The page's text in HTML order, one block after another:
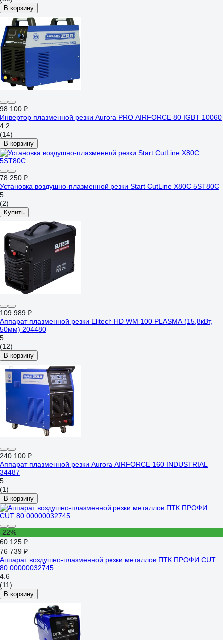
В корзину
98 100 ₽
Инвертор плазменной резки Aurora PRO AIRFORCE 80 IGBT 10060
4.2
(14)
В корзину
78 250 ₽
Установка воздушно-плазменной резки Start CutLine X80C 5ST80С
5
(2)
Купить
109 989 ₽
Аппарат плазменной резки Elitech HD WM 100 PLASMA (15,8кВт,
50мм) 204480
5
(12)
В корзину
240 100 ₽
Аппарат плазменной резки Aurora AIRFORCE 160 INDUSTRIAL
34487
5
(1)
В корзину
-22%
60 125 ₽
76 739 ₽
Аппарат воздушно-плазменной резки металлов ПТК ПРОФИ CUT
80 00000032745
4.6
(11)
В корзину